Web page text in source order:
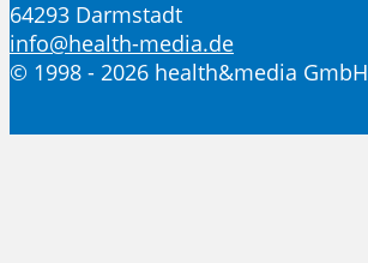
64293 Darmstadt
info@health-media.de
© 1998 - 2026 health&media GmbH